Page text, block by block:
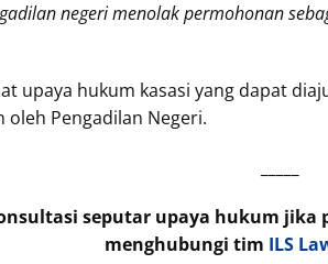
negeri menolak permohonan
upaya hukum kasasi yang dapat
Pengadilan Negeri.
seputar upaya hukum jika
menghubungi tim ILS